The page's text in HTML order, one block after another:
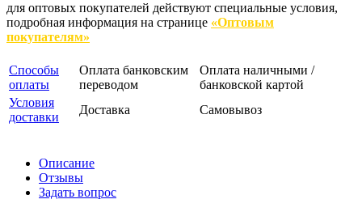
для оптовых покупателей действуют специальные условия,
подробная информация на странице «Оптовым
покупателям»
Способы
оплаты
Оплата банковским
переводом
Оплата наличными /
банковской картой
Условия
доставки
Доставка Самовывоз
Описание
Отзывы
Задать вопрос